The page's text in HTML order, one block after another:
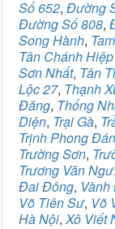
Số 652, Đường
Đường Số 808,
Song Hành,
Tân Chánh
Sơn Nhất, Tân
Lộc 27, Thạnh
Đăng, Thống
Diện, Trại Gà,
Trịnh Phong
Trường Sơn,
Trương Văn Ngư,
Đai Đông,
Võ Tiên Sư, Võ
Hà Nội,Xô Viết